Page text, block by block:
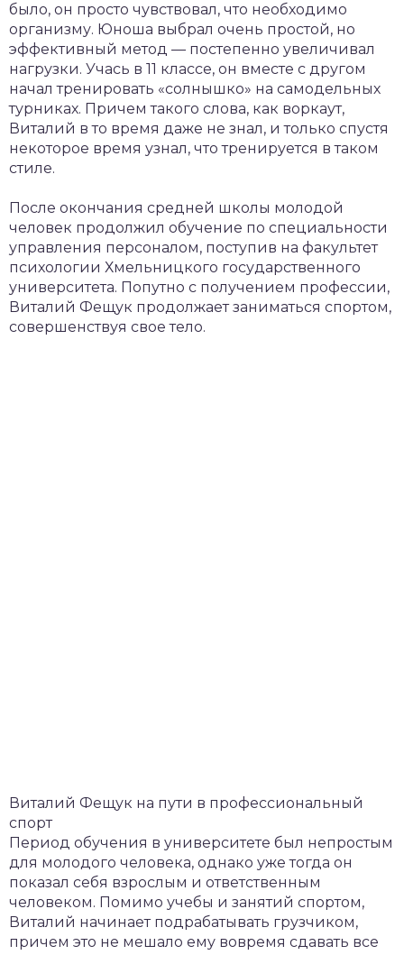
было, он просто чувствовал, что необходимо
организму. Юноша выбрал очень простой, но
эффективный метод — постепенно увеличивал
нагрузки. Учась в 11 классе, он вместе с другом
начал тренировать «солнышко» на самодельных
турниках. Причем такого слова, как воркаут,
Виталий в то время даже не знал, и только спустя
некоторое время узнал, что тренируется в таком
стиле.
После окончания средней школы молодой
человек продолжил обучение по специальности
управления персоналом, поступив на факультет
психологии Хмельницкого государственного
университета. Попутно с получением профессии,
Виталий Фещук продолжает заниматься спортом,
совершенствуя свое тело.
Виталий Фещук на пути в профессиональный
спорт
Период обучения в университете был непростым
для молодого человека, однако уже тогда он
показал себя взрослым и ответственным
человеком. Помимо учебы и занятий спортом,
Виталий начинает подрабатывать грузчиком,
причем это не мешало ему вовремя сдавать все